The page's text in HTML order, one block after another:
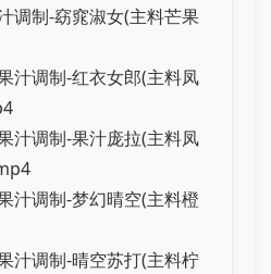
调制-窈窕淑女(主料芒果
汁调制-红衣女郎(主料凤
汁调制-果汁庞拉(主料凤
汁调制-梦幻晴空(主料橙
汁调制-晴空苏打(主料柠